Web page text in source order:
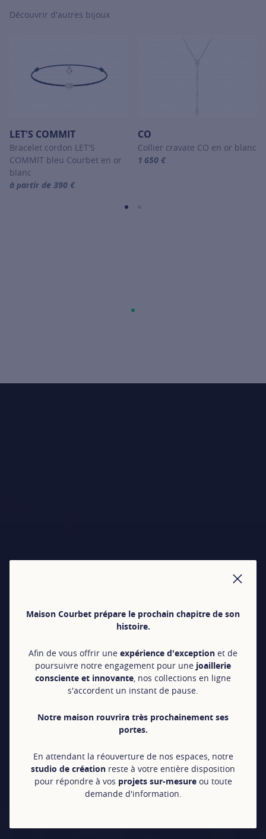
Maison Courbet prépare le prochain chapitre de son
histoire.
Afin de vous offrir une expérience d'exception et de
poursuivre notre engagement pour une joaillerie
consciente et innovante , nos collections en ligne
s'accordent un instant de pause.
Notre maison rouvrira très prochainement ses
portes.
En attendant la réouverture de nos espaces, notre
studio de création reste à votre entière disposition
pour répondre à vos projets sur-mesureou toute
demande d'information.
Découvrir d'autres bijoux
LET'S COMMIT
Bracelet cordon LET'S
COMMIT bleu Courbet en or
blanc
à partir de 390 €
CO
Collier cravate CO en or blanc
1 650 €